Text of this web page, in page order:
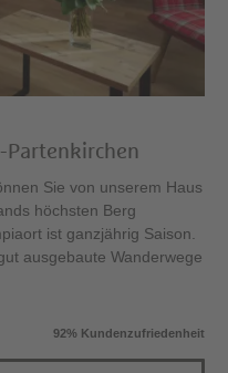
Partenkirchen
Sie von unserem Haus
höchsten Berg
ist ganzjährig Saison.
ausgebaute Wanderwege
92% Kundenzufriedenheit